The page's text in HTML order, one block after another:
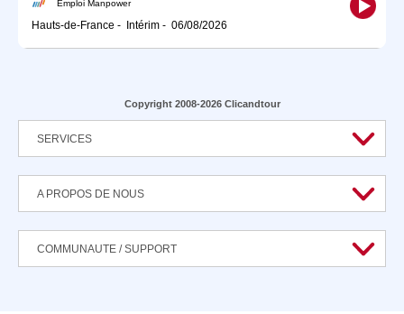
Emploi Manpower
Hauts-de-France - Intérim - 06/08/2026
Copyright 2008-2026 Clicandtour
SERVICES
A PROPOS DE NOUS
COMMUNAUTE / SUPPORT